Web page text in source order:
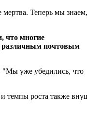
мертва. Теперь мы знаем,
что многие
различным почтовым
"Мы уже убедились, что
и темпы роста также